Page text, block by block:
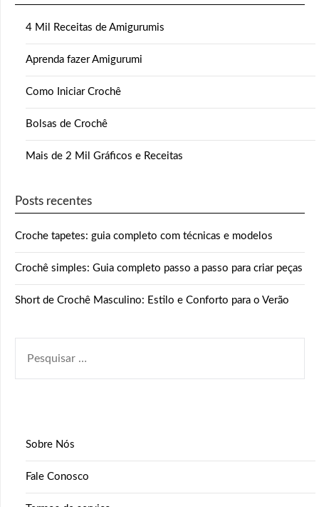
4 Mil Receitas de Amigurumis
Aprenda fazer Amigurumi
Como Iniciar Crochê
Bolsas de Crochê
Mais de 2 Mil Gráficos e Receitas
Posts recentes
Croche tapetes: guia completo com técnicas e modelos
Crochê simples: Guia completo passo a passo para criar peças
Short de Crochê Masculino: Estilo e Conforto para o Verão
POR:
Sobre Nós
Fale Conosco